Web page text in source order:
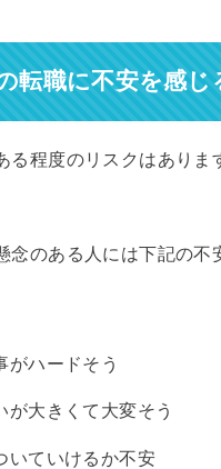
転職に不安を感じ
程度のリスクはありま
のある人には下記の不
がハードそう
が大きくて大変そう
いていけるか不安